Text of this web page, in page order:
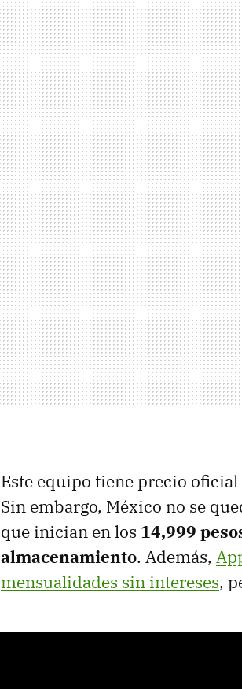
Este equipo tiene precio
Sin embargo, México no se
que inician en los 14,999
almacenamiento. Además,
mensualidades sin intereses,